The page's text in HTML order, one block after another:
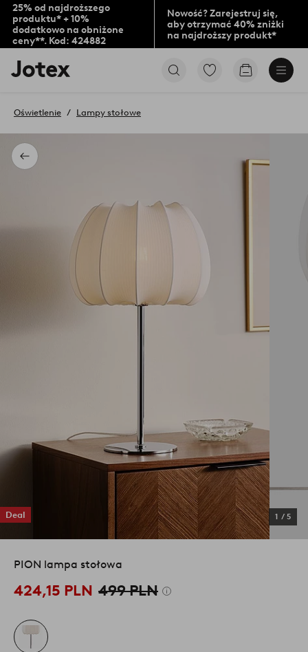
25% od najdroższego
produktu* + 10%
dodatkowo na obniżone
ceny**. Kod: 424882
Nowość? Zarejestruj się,
aby otrzymać 40% zniżki
na najdroższy produkt*
Logo
Jotex
na
stronę
PrzejdźPrzejdź
Powrót
Oświetlenie Lampy stołowe
Deal 1 / 5
PION lampa stołowa
424,15 PLN 499 PLN